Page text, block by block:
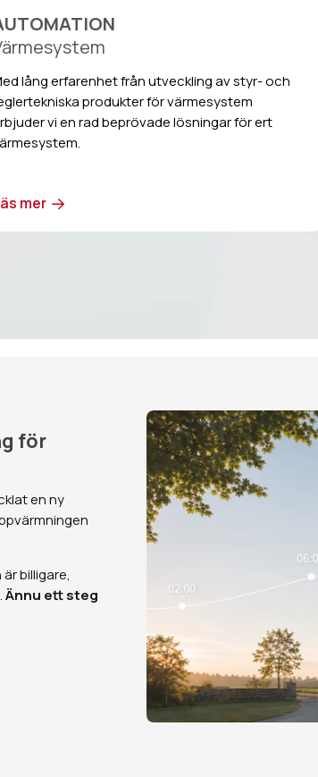
lång erfarenhet från utveckling av styr- och
produkter för värmesystem
vi en rad beprövade lösningar för ert
mer
för
en ny
billigare,
Ännu ett steg